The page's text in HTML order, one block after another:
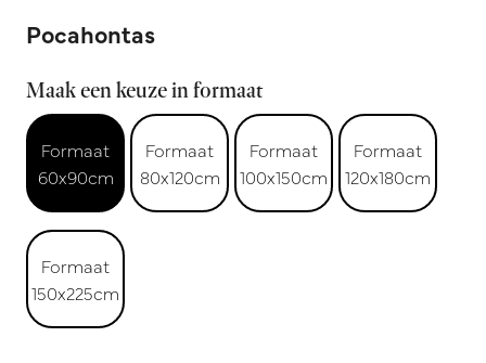
Pocahontas
Maak een keuze in formaat
Formaat
60x90cm
Formaat
80x120cm
Formaat
100x150cm
Formaat
120x180cm
Formaat
150x225cm